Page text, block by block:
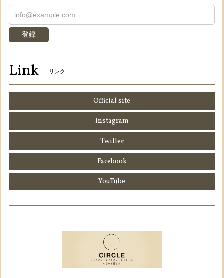
登録
Link リンク
Official site
Instagram
Twitter
Facebook
YouTube